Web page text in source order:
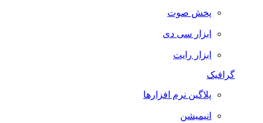
پخش صوت
ابزار سی دی
ابزار رایت
گرافیک
پلاگین نرم افزارها
انیمیشن